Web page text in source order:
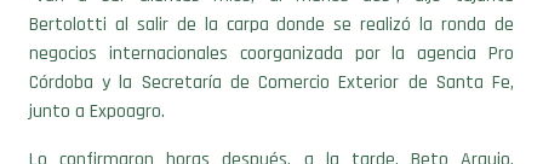
negocios internacionales coorganizada por la agencia Pro
Córdoba y la Secretaría de Comercio Exterior de Santa Fe,
junto a Expoagro.
Lo confirmaron horas después, a la tarde, Beto Araujo,
gerente de la empresa Simoagro, del Estado de Paraná, en